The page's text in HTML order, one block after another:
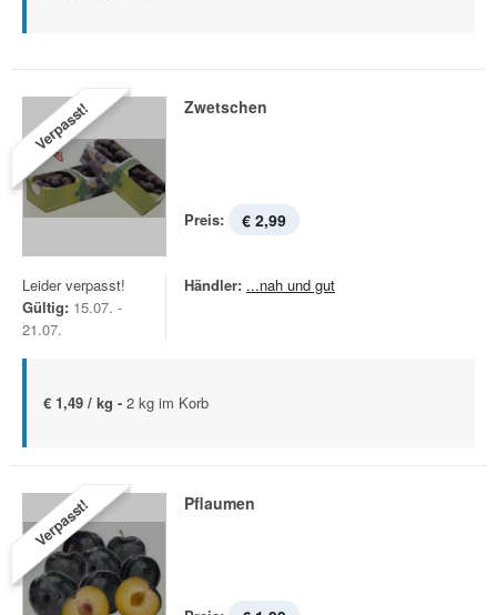
Verpasst! Zwetschen
Preis: € 2,99
Leider verpasst!
Gültig: 15.07. -
21.07.
Händler: ...nah und gut
€ 1,49 / kg - 2 kg im Korb
Verpasst! Pflaumen